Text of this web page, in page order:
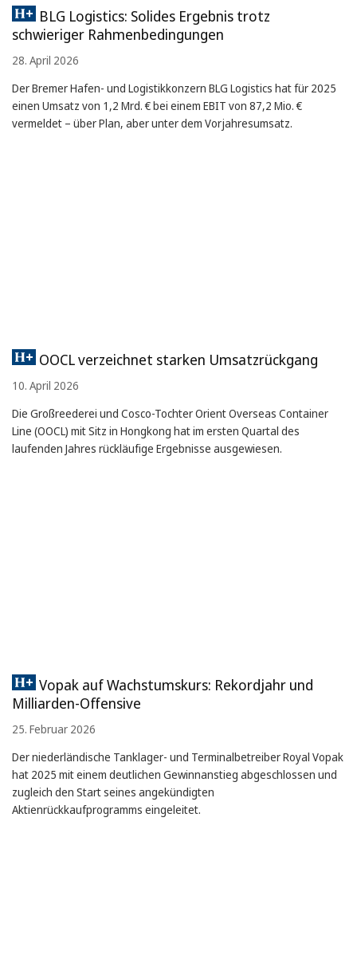
BLG Logistics: Solides Ergebnis trotz
schwieriger Rahmenbedingungen
28. April 2026
Der Bremer Hafen- und Logistikkonzern BLG Logistics hat für 2025
einen Umsatz von 1,2 Mrd. € bei einem EBIT von 87,2 Mio. €
vermeldet – über Plan, aber unter dem Vorjahresumsatz.
OOCL verzeichnet starken Umsatzrückgang
10. April 2026
Die Großreederei und Cosco-Tochter Orient Overseas Container
Line (OOCL) mit Sitz in Hongkong hat im ersten Quartal des
laufenden Jahres rückläufige Ergebnisse ausgewiesen.
Vopak auf Wachstumskurs: Rekordjahr und
Milliarden-Offensive
25. Februar 2026
Der niederländische Tanklager- und Terminalbetreiber Royal Vopak
hat 2025 mit einem deutlichen Gewinnanstieg abgeschlossen und
zugleich den Start seines angekündigten
Aktienrückkaufprogramms eingeleitet.